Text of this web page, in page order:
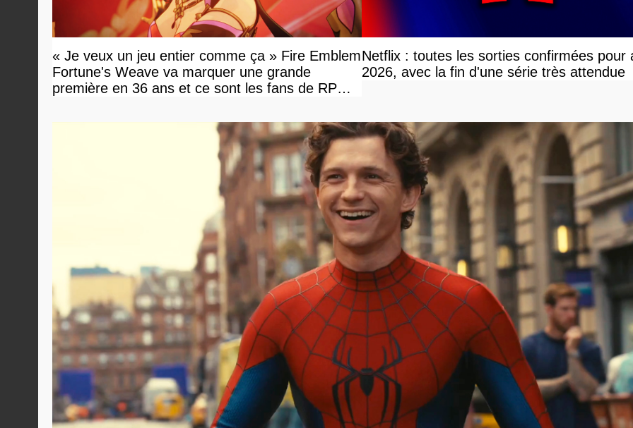
« Je veux un jeu entier comme ça » Fire Emblem
Fortune's Weave va marquer une grande
première en 36 ans et ce sont les fans de RPG
Netflix : toutes les sorties confirmées pour
2026, avec la fin d'une série très attendue